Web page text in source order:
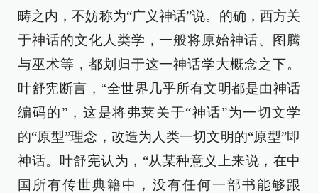
畴之内，不妨称为“广义神话”说。的确，西方关
于神话的文化人类学，一般将原始神话、图腾
与巫术等，都划归于这一神话学大概念之下。
叶舒宪断言，“全世界几乎所有文明都是由神话
编码的”，这是将弗莱关于“神话”为一切文学
的“原型”理念，改造为人类一切文明的“原型”即
神话。叶舒宪认为，“从某种意义上来说，在中
国所有传世典籍中，没有任何一部书能够跟